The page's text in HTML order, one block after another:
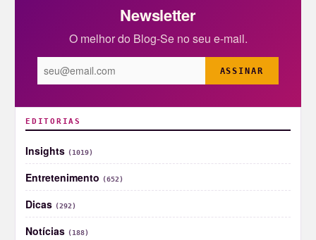
Newsletter
O melhor do Blog-Se no seu e-mail.
ASSINAR
EDITORIAS
Insights (1019)
Entretenimento (652)
Dicas (292)
Notícias (188)